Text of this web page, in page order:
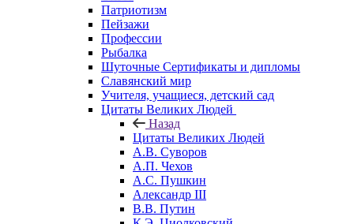
Патриотизм
Пейзажи
Профессии
Рыбалка
Шуточные Сертификаты и дипломы
Славянский мир
Учителя, учащиеся, детский сад
Цитаты Великих Людей
Назад
Цитаты Великих Людей
А.В. Суворов
А.П. Чехов
А.С. Пушкин
Александр III
В.В. Путин